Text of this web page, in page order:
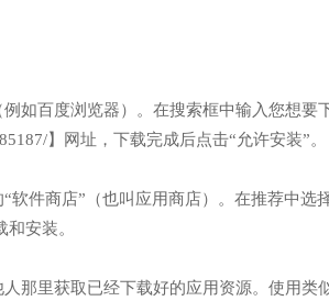
如百度浏览器）。在搜索框中输入您想要
】网址，下载完成后点击“允许安装”。
软件商店”（也叫应用商店）。在推荐中
安装。
那里获取已经下载好的应用资源。使用